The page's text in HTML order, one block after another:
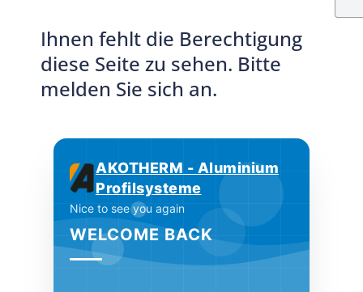
Ihnen fehlt die Berechtigung
diese Seite zu sehen. Bitte
melden Sie sich an.
AKOTHERM - Aluminium
Profilsysteme
Nice to see you again
WELCOME BACK